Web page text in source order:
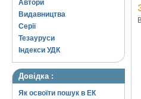
Автори
Видавництва
Серії
Тезауруси
Індекси УДК
Довідка :
Як освоїти пошук в ЕК